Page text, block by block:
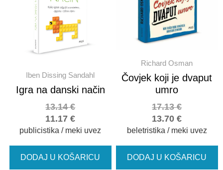
Iben Dissing Sandahl
Igra na danski način
11.17€
13.14€
publicistika / meki uvez
DODAJ U KOŠARICU
Richard Osman
Čovjek koji je dvaput
umro
13.70€
17.13€
beletristika / meki uvez
DODAJ U KOŠARICU